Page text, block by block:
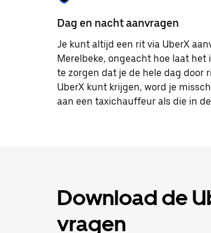
Dag en nacht aanvragen
Je kunt altijd een rit via UberX
Merelbeke, ongeacht hoe laat het
te zorgen dat je de hele dag door
UberX kunt krijgen, word je
aan een taxichauffeur als die in
Download de
vragen